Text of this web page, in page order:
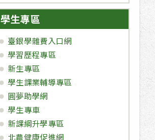
學生專區
臺銀學雜費入口網
學習歷程專區
新生專區
學生課業輔導專區
圓夢助學網
學生專車
新課綱升學專區
北農健康促進網